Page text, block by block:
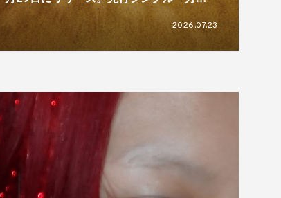
（feat. Babi）」を配信
2026.07.23